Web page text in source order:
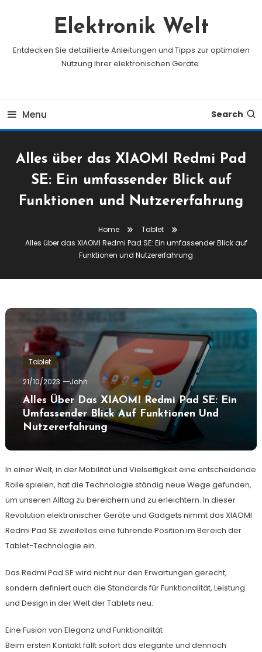
Elektronik Welt
Entdecken Sie detaillierte Anleitungen und Tipps zur optimalen
Nutzung Ihrer elektronischen Geräte.
Menu Search
Alles über das XIAOMI Redmi Pad
SE: Ein umfassender Blick auf
Funktionen und Nutzererfahrung
Home
Tablet
Alles über das XIAOMI Redmi Pad SE: Ein umfassender Blick auf
Funktionen und Nutzererfahrung
Tablet
21/10/2023
John
Alles Über Das XIAOMI Redmi Pad SE: Ein
Umfassender Blick Auf Funktionen Und
Nutzererfahrung
In einer Welt, in der Mobilität und Vielseitigkeit eine entscheidende
Rolle spielen, hat die Technologie ständig neue Wege gefunden,
um unseren Alltag zu bereichern und zu erleichtern. In dieser
Revolution elektronischer Geräte und Gadgets nimmt das XIAOMI
Redmi Pad SE zweifellos eine führende Position im Bereich der
Tablet-Technologie ein.
Das Redmi Pad SE wird nicht nur den Erwartungen gerecht,
sondern definiert auch die Standards für Funktionalität, Leistung
und Design in der Welt der Tablets neu.
Eine Fusion von Eleganz und Funktionalität
Beim ersten Kontakt fällt sofort das elegante und dennoch